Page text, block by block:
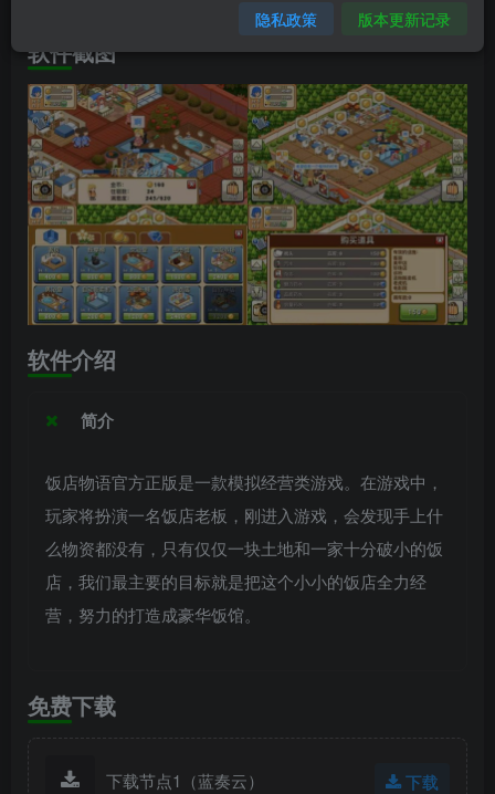
软件截图
软件介绍
简介
饭店物语官方正版是一款模拟经营类游戏。在游戏中，
玩家将扮演一名饭店老板，刚进入游戏，会发现手上什
么物资都没有，只有仅仅一块土地和一家十分破小的饭
店，我们最主要的目标就是把这个小小的饭店全力经
营，努力的打造成豪华饭馆。
免费下载
下载节点1（蓝奏云） 下载
隐私政策 版本更新记录